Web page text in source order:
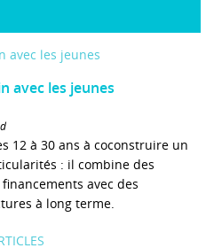
avec les jeunes
12 à 30 ans à coconstruire un
: il combine des
avec des
à long terme.